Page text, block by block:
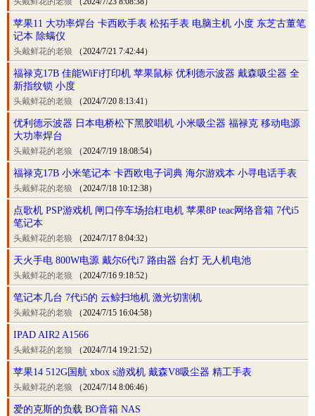
苹果11 大功率焊台 卡西欧手表 松拓手表 电脑主机 小度 东芝古董笔
记本 除螨仪
头戴鲜花的老狼 （2024/7/21 7:42:44）
福禄克17B 佳能WiFi打印机 苹果鼠标 优利德示波器 戴森吸尘器 全
新指纹锁 小度
头戴鲜花的老狼 （2024/7/20 8:13:41）
优利德示波器 日本电桥松下黑胶唱机 小米吸尘器 福禄克 移动电源
大功率焊台
头戴鲜花的老狼 （2024/7/19 18:08:54）
福禄克17B 小米笔记本 卡西欧电子词典 海尔游戏本 小寻电话手表
头戴鲜花的老狼 （2024/7/18 10:12:38）
点歌机 PSP游戏机 闸口停车场抬杠电机 苹果8P teac网络音箱 7代i5
笔记本
头戴鲜花的老狼 （2024/7/17 8:04:32）
天火手电 800W电源 戴尔6代i7 路由器 台灯 无人机电池
头戴鲜花的老狼 （2024/7/16 9:18:52）
笔记本几台 7代i5的 云鲸扫地机 激光切割机
头戴鲜花的老狼 （2024/7/15 16:04:58）
IPAD AIR2 A1566
头戴鲜花的老狼 （2024/7/14 19:21:52）
苹果14 512G国航 xbox s游戏机 戴森V8吸尘器 精工手表
头戴鲜花的老狼 （2024/7/14 8:06:46）
爱的克斯的负载 BO音箱 NAS